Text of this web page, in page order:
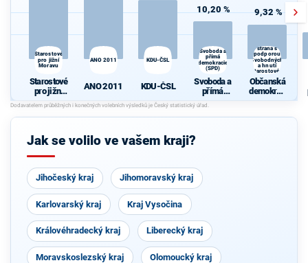
Starostové
pro jižní
Moravu
Starostové
pro jižní
Moravu
ANO 2011
ANO 2011
KDU-ČSL
KDU-ČSL
10,20 %
Svoboda a
přímá
demokracie
(SPD)
Svoboda a
přímá
demokraci
e (SPD)
9,32 %
strana s
podporou
Svobodných
a hnutí
Starostové a
osobnosti
pro Moravu
Občanská
demokrati
cká strana
Svobodný
Jak se volilo ve vašem kraji?
Jihočeský kraj Jihomoravský kraj
Karlovarský kraj Kraj Vysočina
Královéhradecký kraj Liberecký kraj
Moravskoslezský kraj Olomoucký kraj